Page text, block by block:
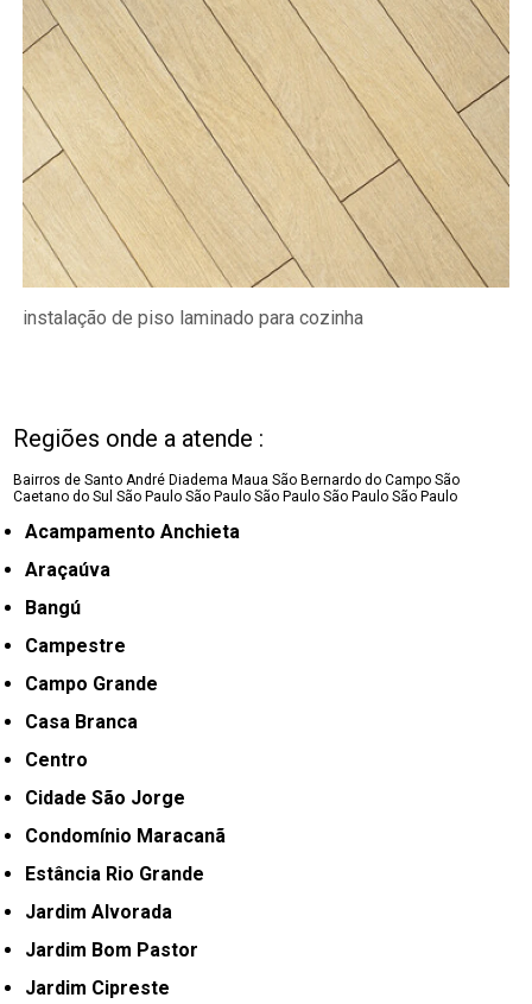
instalação de piso laminado para cozinha
Regiões onde a atende :
Bairros de Santo André Diadema Maua São Bernardo do Campo São
Caetano do SulSão Paulo São Paulo São Paulo São Paulo São Paulo
Acampamento Anchieta
Araçaúva
Bangú
Campestre
Campo Grande
Casa Branca
Centro
Cidade São Jorge
Condomínio Maracanã
Estância Rio Grande
Jardim Alvorada
Jardim Bom Pastor
Jardim Cipreste